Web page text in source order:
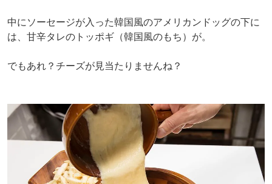
中にソーセージが入った韓国風のアメリカンドッグの下に
は、甘辛タレのトッポギ（韓国風のもち）が。
でもあれ？チーズが見当たりませんね？